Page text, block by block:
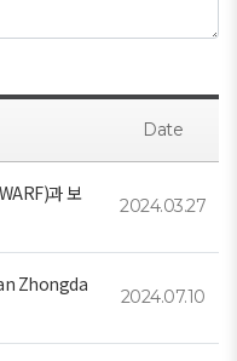
Date
과 보
2024.03.27
Zhongda
2024.07.10